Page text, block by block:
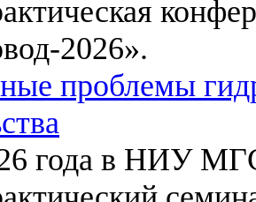
2026».
проблемы
года в НИУ